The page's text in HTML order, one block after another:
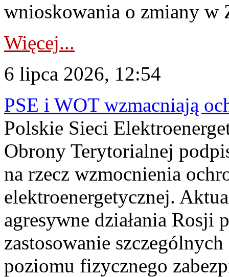
wnioskowania o zmiany w
Więcej...
6 lipca 2026, 12:54
PSE i WOT wzmacniają
Polskie Sieci
Obrony Terytorialnej
na rzecz wzmocnienia
elektroenergetycznej.
agresywne działania Rosji
zastosowanie
poziomu fizycznego